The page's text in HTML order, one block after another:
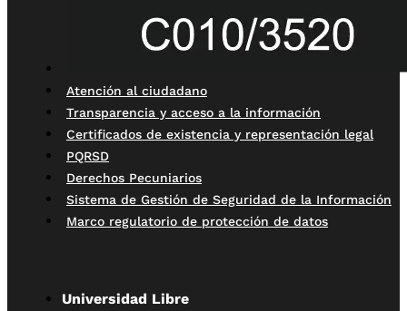
Atención al ciudadano
Transparencia y acceso a la información
Certificados de existencia y representación legal
PQRSD
Derechos Pecuniarios
Sistema de Gestión de Seguridad de la Información
Marco regulatorio de protección de datos
Universidad Libre